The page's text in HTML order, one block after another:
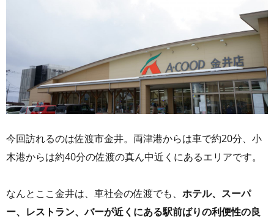
今回訪れるのは佐渡市金井。両津港からは車で約20分、小
木港からは約40分の佐渡の真ん中近くにあるエリアです。
なんとここ金井は、車社会の佐渡でも、 ホテル、スーパ
ー、レストラン、バーが近くにある駅前ばりの利便性の良